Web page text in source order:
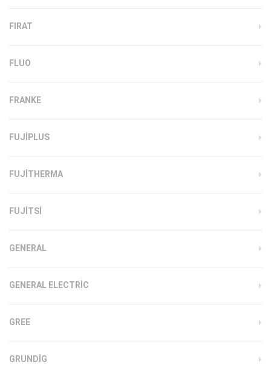
FIRAT
FLUO
FRANKE
FUJIPLUS
FUJITHERMA
FUJITSI
GENERAL
GENERAL ELECTRIC
GREE
GRUNDIG